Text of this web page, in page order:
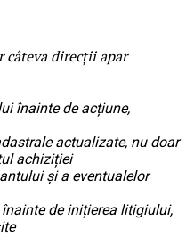
câteva direcții apar
înainte de acțiune,
actualizate, nu doar
achiziției
și a eventualelor
de inițierea litigiului,